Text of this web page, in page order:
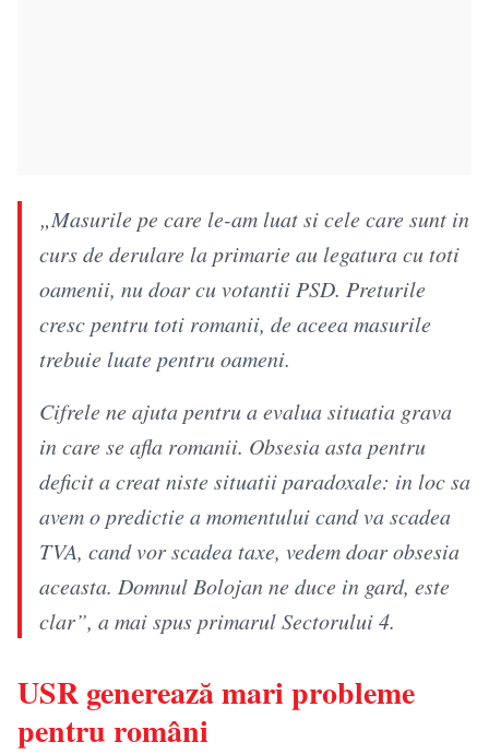
„Masurile pe care le-am luat si cele care sunt in
curs de derulare la primarie au legatura cu toti
oamenii, nu doar cu votantii PSD. Preturile
cresc pentru toti romanii, de aceea masurile
trebuie luate pentru oameni.
Cifrele ne ajuta pentru a evalua situatia grava
in care se afla romanii. Obsesia asta pentru
deficit a creat niste situatii paradoxale: in loc sa
avem o predictie a momentului cand va scadea
TVA, cand vor scadea taxe, vedem doar obsesia
aceasta. Domnul Bolojan ne duce in gard, este
clar”, a mai spus primarul Sectorului 4.
USR generează mari probleme
pentru români